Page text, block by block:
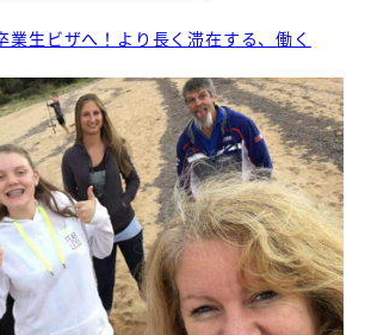
業生ビザへ！より長く滞在する、働く